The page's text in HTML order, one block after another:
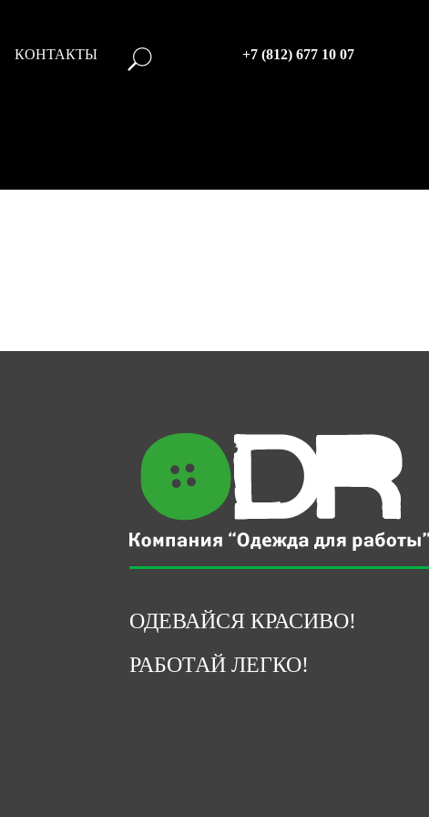
КОНТАКТЫ +7 (812) 677 10 07
ОДЕВАЙСЯ КРАСИВО!
РАБОТАЙ ЛЕГКО!